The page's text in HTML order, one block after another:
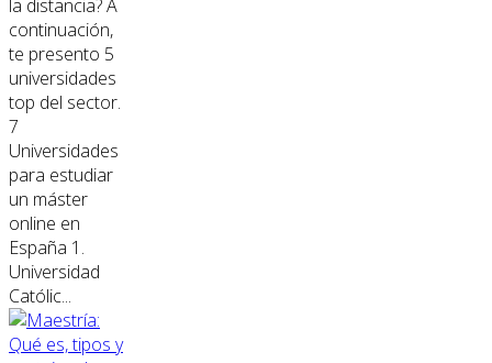
la distancia? A
continuación,
te presento 5
universidades
top del sector.
7
Universidades
para estudiar
un máster
online en
España 1.
Universidad
Católic...